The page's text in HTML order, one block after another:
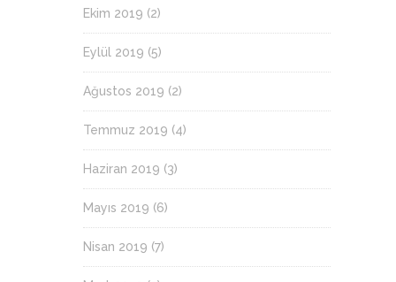
Ekim 2019 (2)
Eylül 2019 (5)
Ağustos 2019 (2)
Temmuz 2019 (4)
Haziran 2019 (3)
Mayıs 2019 (6)
Nisan 2019 (7)